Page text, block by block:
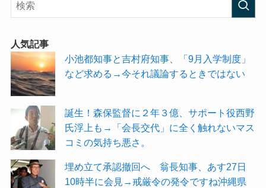
人気記事
小池都知事と吉村府知事、「9月入学制度」
など求める→今それ議論するときではない
誕生！森保監督に２年３億、サポート役西野
氏浮上も→「会長交代」に全く触れないマス
コミの気持ち悪さ。
埋め立て承認撤回へ 翁長知事、あす27日
10時半に会見→戒厳令の発令ですね沖縄県